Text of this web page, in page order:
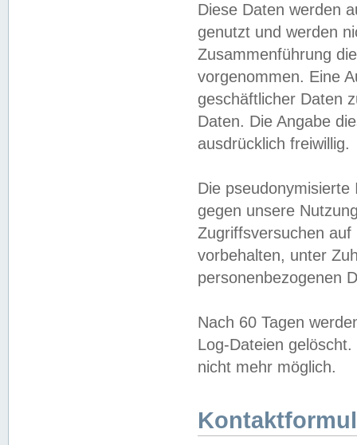
Diese Daten werden
genutzt und werden
Zusammenführung
vorgenommen. Eine
geschäftlicher Daten
Daten. Die Angabe
ausdrücklich freiwillig.
Die
gegen unsere
Zugriffsversuchen
vorbehalten, unter
personenbezogenen
Nach 60 Tagen
Log-Dateien
nicht mehr möglich.